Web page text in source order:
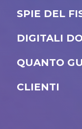
SPIE DEL
DIGITALI
QUANTO
CLIENTI